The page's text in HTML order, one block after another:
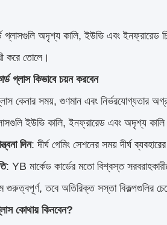
গ্লাসগুলি অদৃশ্য কালি, ইউভি এবং ইনফ্রারেড
করে তোলে।
গ্লাস কিভাবে চয়ন করবেন
কেনার সময়, গুণমান এবং নির্ভরযোগ্যতার
ইউভি কালি, ইনফ্রারেড এবং অদৃশ্য
দিন: দীর্ঘ গেমিং সেশনের সময় দীর্ঘ
: YB মার্কেড কার্ডের মতো বিশ্বস্ত
গুরুত্বপূর্ণ, তবে অতিরিক্ত সস্তা বিকল্পগুলির
কোথায় কিনবেন?